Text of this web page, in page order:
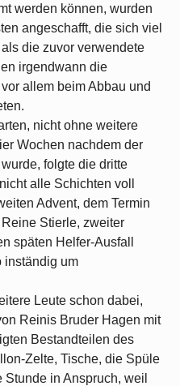
werden können, wurden
angeschafft, die sich viel
die zuvor verwendete
irgendwann die
allem beim Abbau und
nicht ohne weitere
Wochen nachdem der
folgte die dritte
alle Schichten voll
Advent, dem Termin
Stierle, zweiter
späten Helfer-Ausfall
inständig um
Leute schon dabei,
Reinis Bruder Hagen mit
Bestandteilen des
Zelte, Tische, die Spüle
in Anspruch, weil